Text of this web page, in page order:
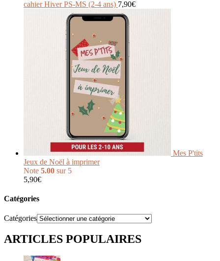
cahier Hiver PS-MS (2-4 ans) 7,90€
Mes P'tits
Jeux de Noël à imprimer
Note 5.00 sur 5
5,90€
Catégories
Catégories
ARTICLES POPULAIRES